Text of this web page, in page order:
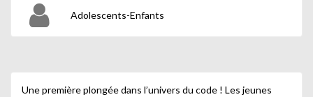
Adolescents-Enfants
Une première plongée dans l’univers du code ! Les jeunes